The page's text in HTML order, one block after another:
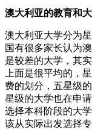
澳大利亚的教育和
澳大利亚大学分为
国有很多家长认为
是较差的大学，其
上面是很平均的，
费的划分，五星级
星级的大学也在申
选择本科阶段的大
该从实际出发选择